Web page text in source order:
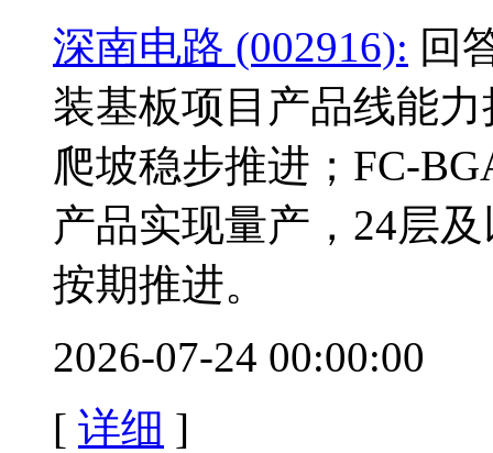
深南电路 (002916): 回
装基板项目产品线能
爬坡稳步推进；FC-
产品实现量产，24层
按期推进。
2026-07-24 00:00:00
[ 详细 ]